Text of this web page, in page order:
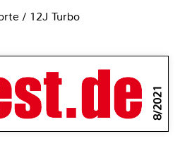
/ 12J Turbo
8/2021